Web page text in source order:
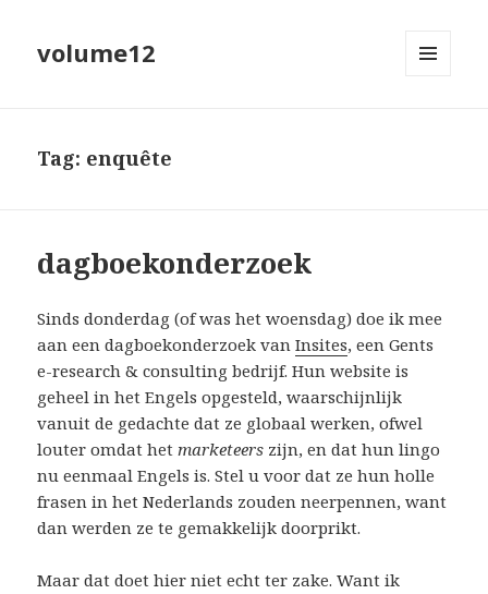
volume12
Tag: enquête
dagboekonderzoek
Sinds donderdag (of was het woensdag) doe ik mee
aan een dagboekonderzoek vanInsites, een Gents
e-research & consulting bedrijf. Hun website is
geheel in het Engels opgesteld, waarschijnlijk
vanuit de gedachte dat ze globaal werken, ofwel
louter omdat hetmarketeers zijn, en dat hun lingo
nu eenmaal Engels is. Stel u voor dat ze hun holle
frasen in het Nederlands zouden neerpennen, want
dan werden ze te gemakkelijk doorprikt.
Maar dat doet hier niet echt ter zake. Want ik